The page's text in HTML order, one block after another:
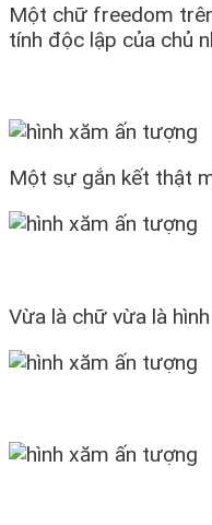
Một chữ freedom
tính độc lập của chủ
Một sự gắn kết thật
Vừa là chữ vừa là